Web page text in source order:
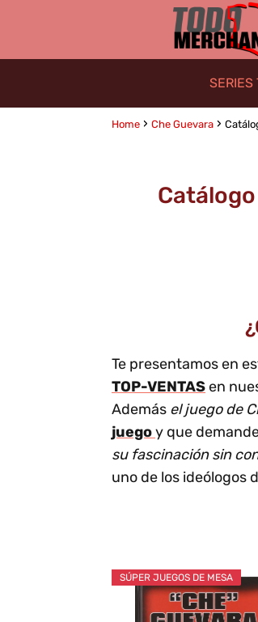
SERIES
Home Che Guevara
Te presentamos en
TOP-VENTASen
Además el juego de
juegoy que
su fascinación sin
uno de los ideólogos
SÚPER JUEGOS DE MESA